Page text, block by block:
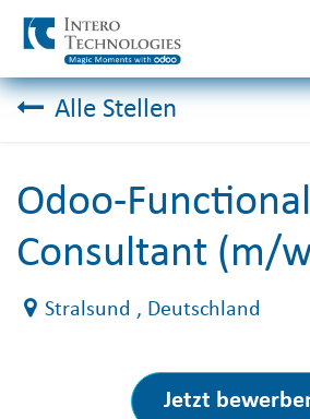
Zum Inhalt springen
Alle Stellen
Odoo-Functional
Consultant (m/
Stralsund , Deutschland
Jetzt